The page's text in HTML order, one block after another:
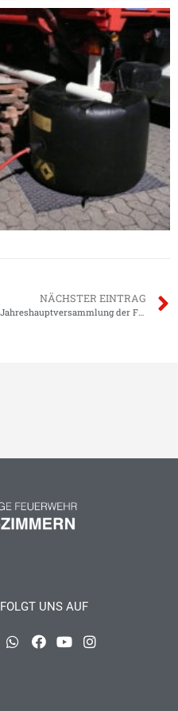
NÄCHSTER EINTRAG
Jahreshauptversammlung der Feuerwehren
FOLGT UNS AUF